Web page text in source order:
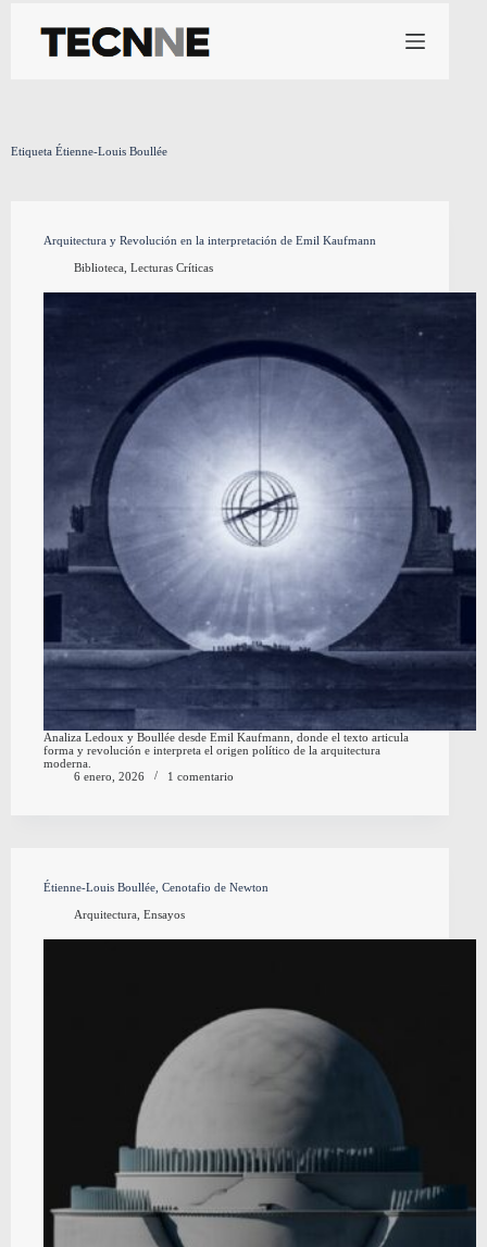
contenido
Etiqueta Étienne-Louis Boullée
Arquitectura y Revolución en la interpretación de Emil Kaufmann
Biblioteca, Lecturas Críticas
Analiza Ledoux y Boullée desde Emil Kaufmann, donde el texto articula
forma y revolución e interpreta el origen político de la arquitectura
moderna.
6 enero, 2026
1 comentario
Étienne-Louis Boullée, Cenotafio de Newton
Arquitectura, Ensayos